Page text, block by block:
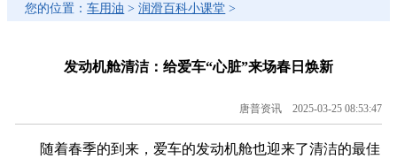
您的位置：车用油 >润滑百科小课堂 >
发动机舱清洁：给爱车“心脏”来场春日焕新
唐普资讯 2025-03-25 08:53:47
随着春季的到来，爱车的发动机舱也迎来了清洁的最佳